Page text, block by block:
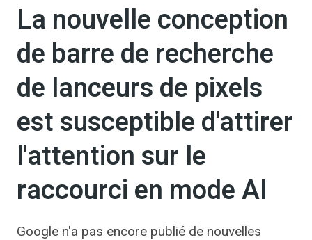
La nouvelle conception
de barre de recherche
de lanceurs de pixels
est susceptible d'attirer
l'attention sur le
raccourci en mode AI
Google n'a pas encore publié de nouvelles